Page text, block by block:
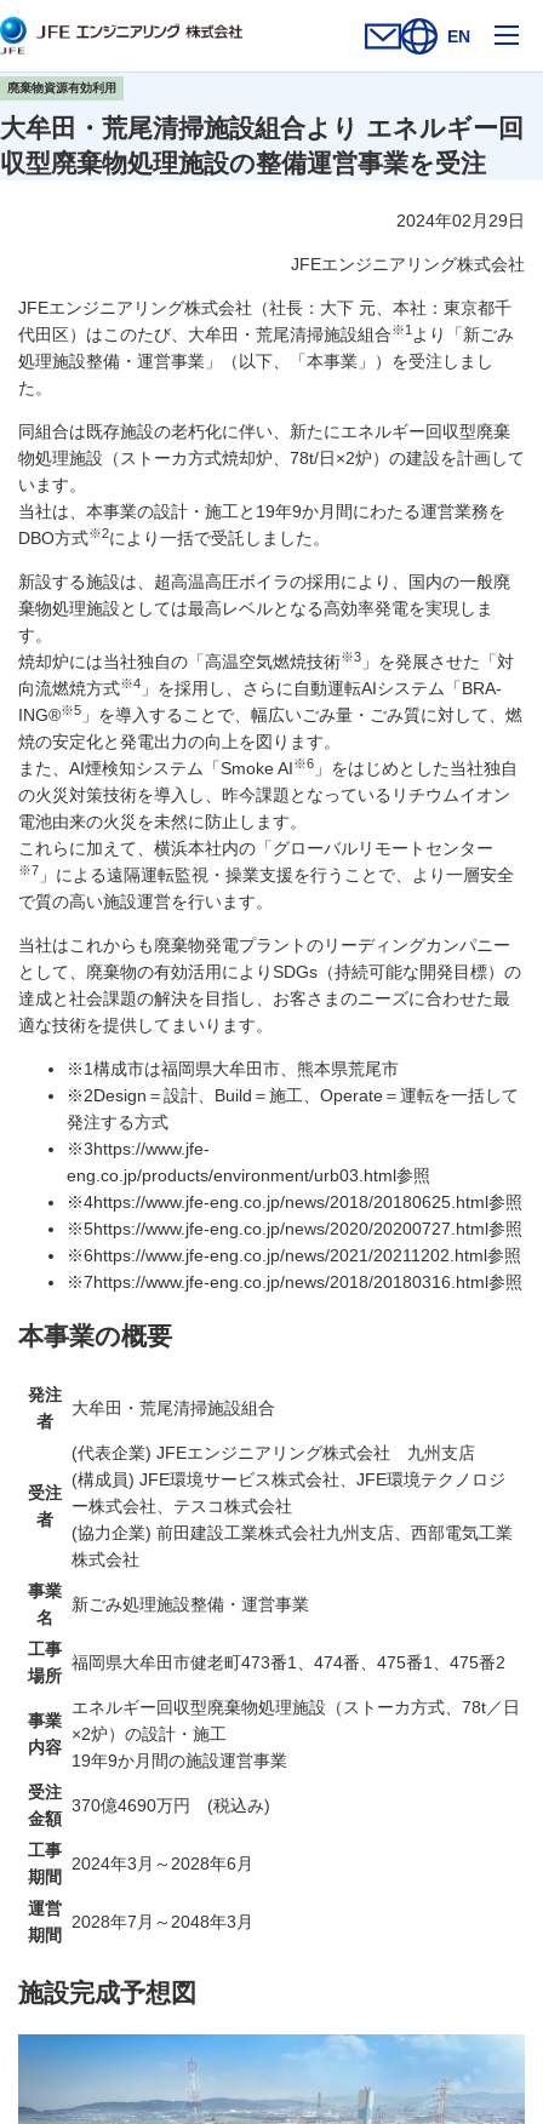
お問い合わせフォー
新規ウィンドウを開
サイト内検索を
EN
廃棄物資源有効利用
大牟田・荒尾清掃施設組合より エネルギー回
収型廃棄物処理施設の整備運営事業を受注
2024年02月29日
JFEエンジニアリング株式会社
JFEエンジニアリング株式会社（社長：大下 元、本社：東京都千
代田区）はこのたび、大牟田・荒尾清掃施設組合※1 より「新ごみ
処理施設整備・運営事業」（以下、「本事業」）を受注しまし
た。
同組合は既存施設の老朽化に伴い、新たにエネルギー回収型廃棄
物処理施設（ストーカ方式焼却炉、78t/日×2炉）の建設を計画して
います。
当社は、本事業の設計・施工と19年9か月間にわたる運営業務を
DBO方式※2により一括で受託しました。
新設する施設は、超高温高圧ボイラの採用により、国内の一般廃
棄物処理施設としては最高レベルとなる高効率発電を実現しま
す。
焼却炉には当社独自の「高温空気燃焼技術※3 」を発展させた「対
向流燃焼方式※4 」を採用し、さらに自動運転AIシステム「BRA-
ING®※5 」を導入することで、幅広いごみ量・ごみ質に対して、燃
焼の安定化と発電出力の向上を図ります。
また、AI煙検知システム「Smoke AI※6 」をはじめとした当社独自
の火災対策技術を導入し、昨今課題となっているリチウムイオン
電池由来の火災を未然に防止します。
これらに加えて、横浜本社内の「グローバルリモートセンター
※7 」による遠隔運転監視・操業支援を行うことで、より一層安全
で質の高い施設運営を行います。
当社はこれからも廃棄物発電プラントのリーディングカンパニー
として、廃棄物の有効活用によりSDGs（持続可能な開発目標）の
達成と社会課題の解決を目指し、お客さまのニーズに合わせた最
適な技術を提供してまいります。
※1構成市は福岡県大牟田市、熊本県荒尾市
※2Design＝設計、Build＝施工、Operate＝運転を一括して
発注する方式
※3https://www.jfe-
eng.co.jp/products/environment/urb03.html参照
※4https://www.jfe-eng.co.jp/news/2018/20180625.html参照
※5https://www.jfe-eng.co.jp/news/2020/20200727.html参照
※6https://www.jfe-eng.co.jp/news/2021/20211202.html参照
※7https://www.jfe-eng.co.jp/news/2018/20180316.html参照
本事業の概要
発注
者
大牟田・荒尾清掃施設組合
受注
者
(代表企業) JFEエンジニアリング株式会社 九州支店
(構成員) JFE環境サービス株式会社、JFE環境テクノロジ
ー株式会社、テスコ株式会社
(協力企業) 前田建設工業株式会社九州支店、西部電気工業
株式会社
事業
名
新ごみ処理施設整備・運営事業
工事
場所
福岡県大牟田市健老町473番1、474番、475番1、475番2
事業
内容
エネルギー回収型廃棄物処理施設（ストーカ方式、78t／日
×2炉）の設計・施工
19年9か月間の施設運営事業
受注
金額
370億4690万円 (税込み)
工事
期間
2024年3月～2028年6月
運営
期間
2028年7月～2048年3月
施設完成予想図